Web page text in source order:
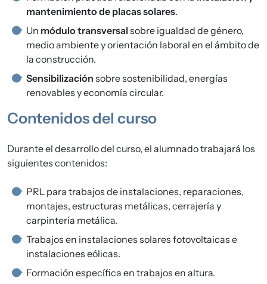
mantenimiento de placas solares.
Un módulo transversal sobre igualdad de género,
medio ambiente y orientación laboral en el ámbito de
la construcción.
Sensibilización sobre sostenibilidad, energías
renovables y economía circular.
Contenidos del curso
Durante el desarrollo del curso, el alumnado trabajará los
siguientes contenidos:
PRL para trabajos de instalaciones, reparaciones,
montajes, estructuras metálicas, cerrajería y
carpintería metálica.
Trabajos en instalaciones solares fotovoltaicas e
instalaciones eólicas.
Formación específica en trabajos en altura.